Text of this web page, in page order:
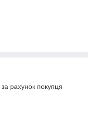
рахунок покупця